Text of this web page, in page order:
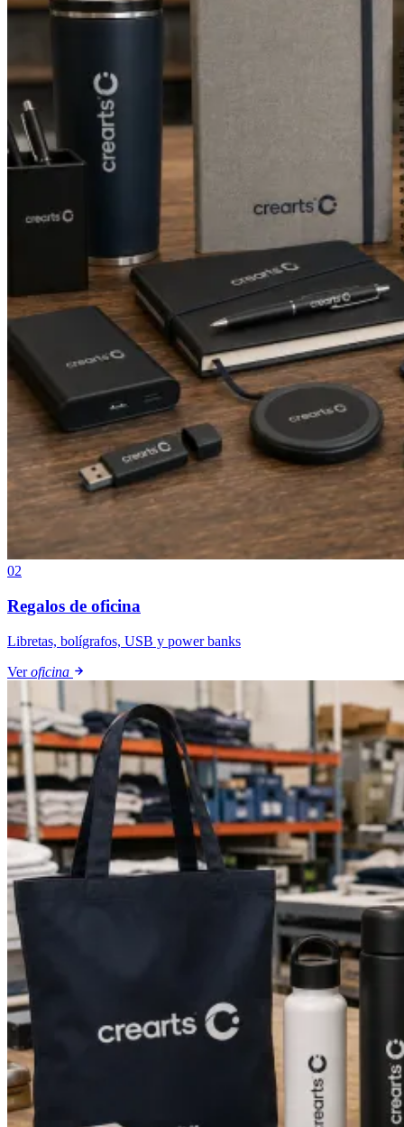
02
Regalos de oficina
Libretas, bolígrafos, USB y power banks
Veroficina